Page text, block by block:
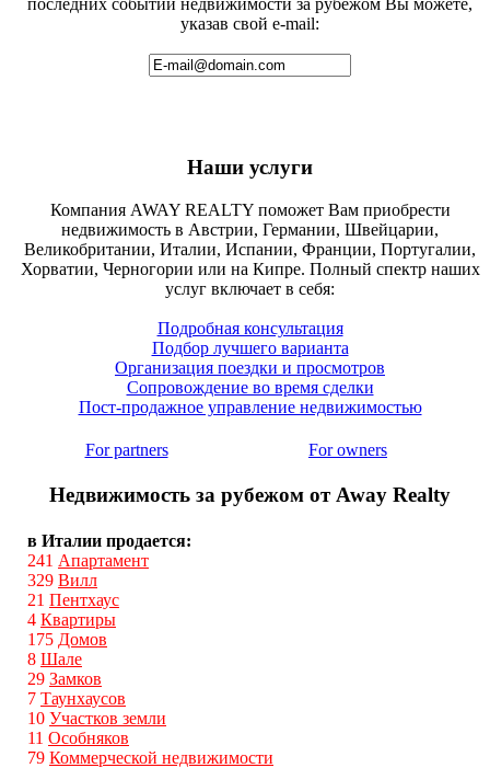
указав свой e-mail:
Наши услуги
Компания AWAY REALTY поможет Вам приобрести
недвижимость в Австрии, Германии, Швейцарии,
Великобритании, Италии, Испании, Франции, Португалии,
Хорватии, Черногории или на Кипре. Полный спектр наших
услуг включает в себя:
Подробная консультация
Подбор лучшего варианта
Организация поездки и просмотров
Сопровождение во время сделки
Пост-продажное управление недвижимостью
For partners For owners
Недвижимость за рубежом от Away Realty
в Италии продается:
241 Апартамент
329 Вилл
21 Пентхаус
4 Квартиры
175 Домов
8 Шале
29 Замков
7 Таунхаусов
10 Участков земли
11 Особняков
79 Коммерческой недвижимости